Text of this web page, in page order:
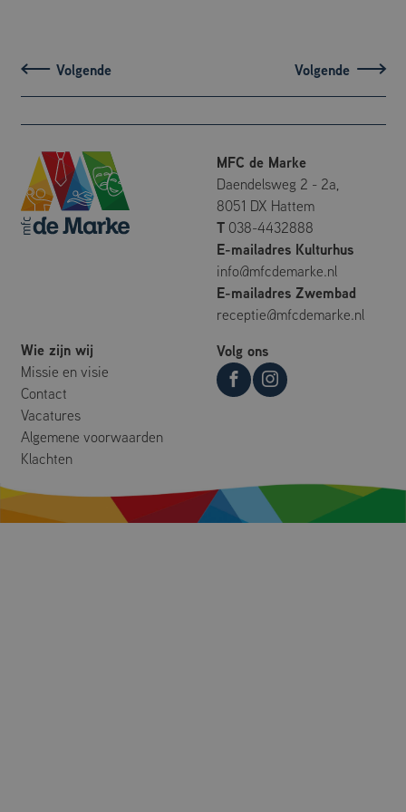
MFC de Marke
Daendelsweg 2 - 2a,
8051 DX Hattem
T 038-4432888
E-mailadres Kulturhus
info@mfcdemarke.nl
E-mailadres Zwembad
receptie@mfcdemarke.nl
Wie zijn wij
Missie en visie
Contact
Vacatures
Algemene voorwaarden
Klachten
Volg ons
de analyserapporten van de
_ga_2XMEL8KM3E .mfcdemarke.nl
1 jaar 1
Deze cookie wordt gebruikt
te behouden.